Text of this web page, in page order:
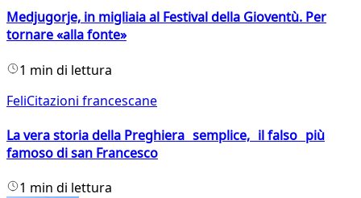
Medjugorje, in migliaia al Festival della Gioventù. Per
tornare «alla fonte»
1 min di lettura
FeliCitazioni francescane
La vera storia della Preghiera semplice, il falso più
famoso di san Francesco
1 min di lettura